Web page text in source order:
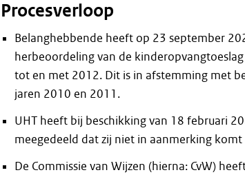
Procesverloop
Belanghebbende heeft op 23 september
herbeoordeling van de
tot en met 2012. Dit is in afstemming met
jaren 2010 en 2011.
UHT heeft bij beschikking van 18 februari
meegedeeld dat zij niet in aanmerking
De Commissie van Wijzen (hierna: CvW)